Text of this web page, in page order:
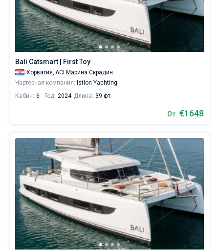
Bali Catsmart | First Toy
Хорватия, ACI Марина Скрадин
Чартерная компания: Istion Yachting
Кабин: 6 Год: 2024 Длина: 39 фт
От €1648